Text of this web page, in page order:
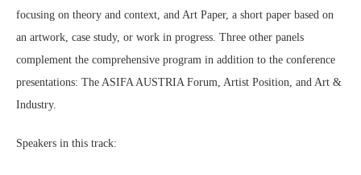
focusing on theory and context, and Art Paper, a short paper based on
an artwork, case study, or work in progress. Three other panels
complement the comprehensive program in addition to the conference
presentations: The ASIFA AUSTRIA Forum, Artist Position, and Art &
Industry.
Speakers in this track: